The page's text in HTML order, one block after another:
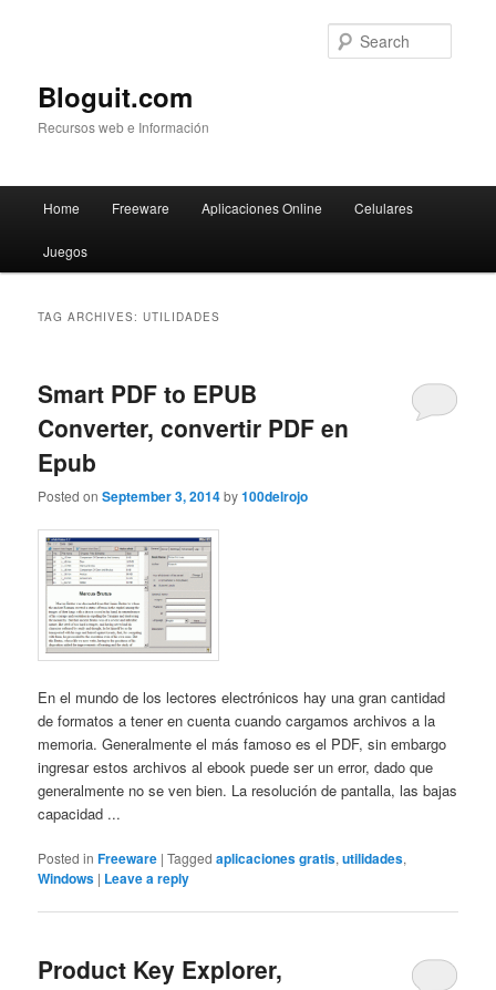
Bloguit.com
Recursos web e Información
Skip
to
Skip
to
Home Freeware Aplicaciones Online Celulares
Juegos
TAG ARCHIVES:UTILIDADES
Smart PDF to EPUB
Converter, convertir PDF en
Epub
Posted onSeptember 3, 2014by100delrojo
En el mundo de los lectores electrónicos hay una gran cantidad
de formatos a tener en cuenta cuando cargamos archivos a la
memoria. Generalmente el más famoso es el PDF, sin embargo
ingresar estos archivos al ebook puede ser un error, dado que
generalmente no se ven bien. La resolución de pantalla, las bajas
capacidad ...
Posted in Freeware |Tagged aplicaciones gratis,utilidades,
Windows | Leave a reply
Product Key Explorer,